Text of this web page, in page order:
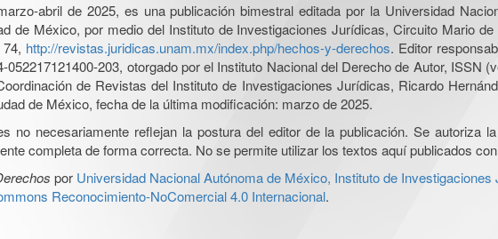
abril de 2025, es una publicación bimestral editada por la Universidad
de México, por medio del Instituto de Investigaciones Jurídicas, Circuito Mario
http://revistas.juridicas.unam.mx/index.php/hechos-y-derechos. Editor
203, otorgado por el Instituto Nacional del Derecho de Autor, ISSN
de Revistas del Instituto de Investigaciones Jurídicas, Ricardo
de México, fecha de la última modificación: marzo de 2025.
no necesariamente reflejan la postura del editor de la publicación. Se autoriza
completa de forma correcta. No se permite utilizar los textos aquí publicados
por Universidad Nacional Autónoma de México, Instituto de Investigaciones
Reconocimiento-NoComercial 4.0 Internacional.